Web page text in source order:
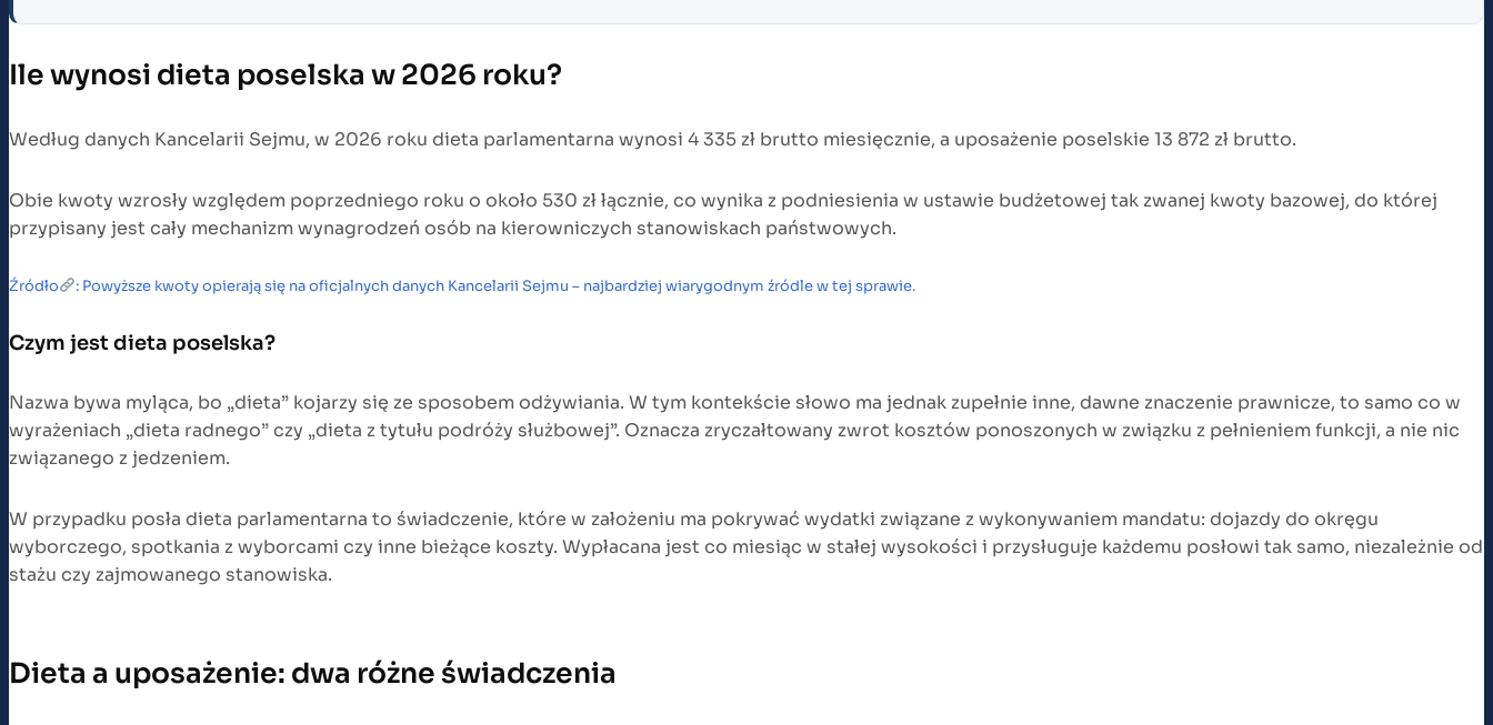
Ile wynosi dieta poselska w 2026 roku?
Według danych Kancelarii Sejmu, w 2026 roku dieta parlamentarna wynosi 4 335 zł brutto miesięcznie, a uposażenie poselskie 13 872 zł brutto.
Obie kwoty wzrosły względem poprzedniego roku o około 530 zł łącznie, co wynika z podniesienia w ustawie budżetowej tak zwanej kwoty bazowej, do której
przypisany jest cały mechanizm wynagrodzeń osób na kierowniczych stanowiskach państwowych.
Źródło : Powyższe kwoty opierają się na oficjalnych danych Kancelarii Sejmu – najbardziej wiarygodnym źródle w tej sprawie.
Czym jest dieta poselska?
Nazwa bywa myląca, bo „dieta” kojarzy się ze sposobem odżywiania. W tym kontekście słowo ma jednak zupełnie inne, dawne znaczenie prawnicze, to samo co w
wyrażeniach „dieta radnego” czy „dieta z tytułu podróży służbowej”. Oznacza zryczałtowany zwrot kosztów ponoszonych w związku z pełnieniem funkcji, a nie nic
związanego z jedzeniem.
W przypadku posła dieta parlamentarna to świadczenie, które w założeniu ma pokrywać wydatki związane z wykonywaniem mandatu: dojazdy do okręgu
wyborczego, spotkania z wyborcami czy inne bieżące koszty. Wypłacana jest co miesiąc w stałej wysokości i przysługuje każdemu posłowi tak samo, niezależnie od
stażu czy zajmowanego stanowiska.
Dieta a uposażenie: dwa różne świadczenia